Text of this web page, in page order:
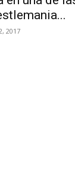
2017